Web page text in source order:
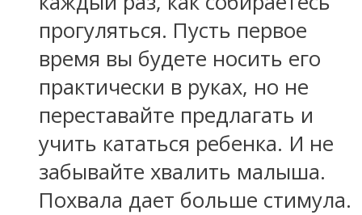
прогуляться. Пусть первое
время вы будете носить его
практически в руках, но не
переставайте предлагать и
учить кататься ребенка. И не
забывайте хвалить малыша.
Похвала дает больше стимула.